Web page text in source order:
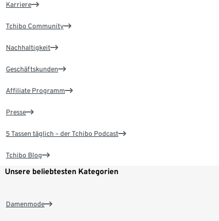
Karriere
Tchibo Community
Nachhaltigkeit
Geschäftskunden
Affiliate Programm
Presse
5 Tassen täglich – der Tchibo Podcast
Tchibo Blog
Unsere beliebtesten Kategorien
Damenmode